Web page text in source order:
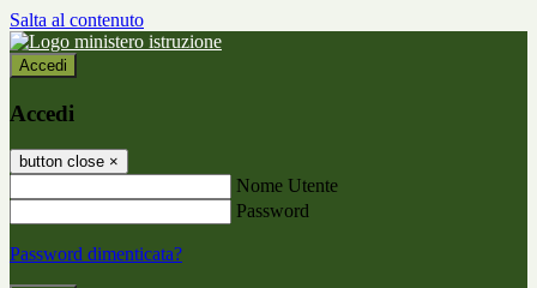
Salta al contenuto
Accedi
Accedi
button close ×
Nome Utente
Password
Password dimenticata?